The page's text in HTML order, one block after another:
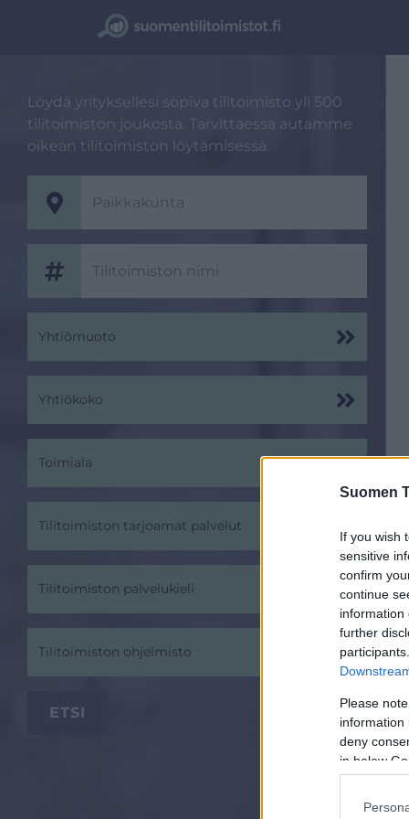
Suomen
If you wish
sensitive
confirm
continue
information
further
Please
information
deny
in below
Löydä yrityksellesi sopiva tilitoimisto yli 500
tilitoimiston joukosta. Tarvittaessa autamme
oikean tilitoimiston löytämisessä.
Yhtiömuoto
Yhtiökoko
Toimiala
Tilitoimiston tarjoamat palvelut
Tilitoimiston palvelukieli
Tilitoimiston ohjelmisto